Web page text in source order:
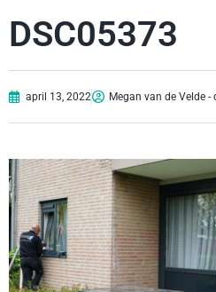
DSC05373
april 13, 2022 Megan van de Velde